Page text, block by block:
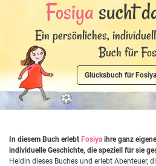
Fosiya sucht
Ein persönliches,
Buch für
Glücksbuch für
In diesem Buch erlebt Fosiya ihre ganz
individuelle Geschichte, die speziell für sie
Heldin dieses Buches und erlebt Abenteuer,